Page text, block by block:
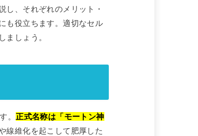
し、それぞれのメリット・
も役立ちます。適切なセル
ましょう。
。 正式名称は「モートン神
線維化を起こして肥厚した